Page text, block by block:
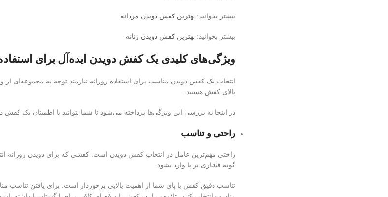
بیشتر بخوانید: بهترین کفش دویدن مردانه
بیشتر بخوانید: بهترین کفش دویدن زنانه
ویژگی‌های کلیدی یک کفش دویدن ایده‌آل برای
انتخاب یک کفش دویدن مناسب برای استفاده روزانه نیازمند توجه به مجموعه‌ای
بالای کفش هستند.
در اینجا به بررسی این ویژگی‌ها پرداخته می‌شود تا شما بتوانید با اطمینان یک کفش
راحتی و تناسب
راحتی مهم‌ترین عامل در انتخاب کفش دویدن است. کفشی که برای دویدن روزانه
گونه فشاری بر پا وارد نشود.
تناسب دقیق کفش با پای شما از اهمیت بالایی برخوردار است. برای یافتن تناسب